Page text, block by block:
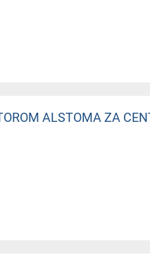
ALSTOMA ZA